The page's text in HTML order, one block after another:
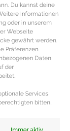
Du kannst deine
Informationen
oder in unserem
Webseite
gewährt werden.
Präferenzen
Daten
der
Services
bitten,